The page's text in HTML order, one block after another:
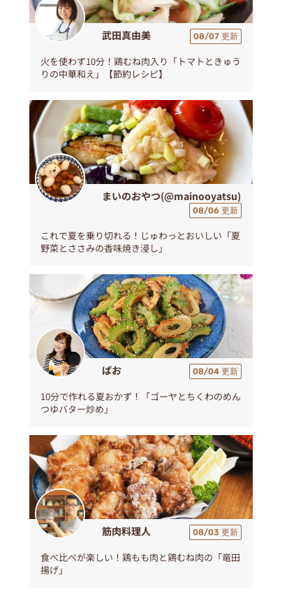
武田真由美 08/07 更新
火を使わず10分！鶏むね肉入り「トマトときゅう
りの中華和え」【節約レシピ】
まいのおやつ(@mainooyatsu)
08/06 更新
これで夏を乗り切れる！じゅわっとおいしい「夏
野菜とささみの香味焼き浸し」
ぱお 08/04 更新
10分で作れる夏おかず！「ゴーヤとちくわのめん
つゆバター炒め」
筋肉料理人 08/03 更新
食べ比べが楽しい！鶏もも肉と鶏むね肉の「竜田
揚げ」